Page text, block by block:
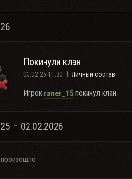
Покинули клан
03.02.26 11:30 Личный состав
Игрок raner_15 покинул клан.
– 02.02.2026